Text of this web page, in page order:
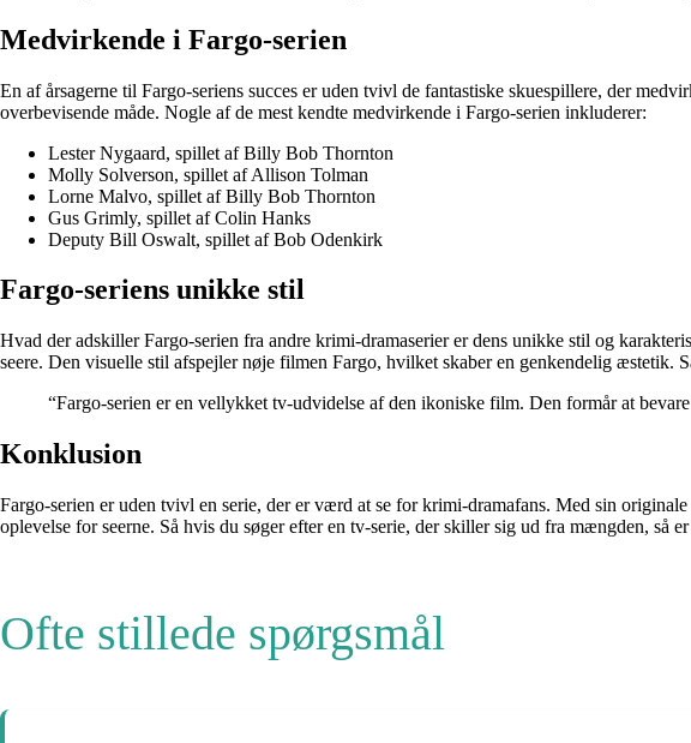
Medvirkende i Fargo-serien
En af årsagerne til Fargo-seriens succes er uden tvivl de fantastiske skuespillere, der
overbevisende måde. Nogle af de mest kendte medvirkende i Fargo-serien inkluderer:
Lester Nygaard, spillet af Billy Bob Thornton
Molly Solverson, spillet af Allison Tolman
Lorne Malvo, spillet af Billy Bob Thornton
Gus Grimly, spillet af Colin Hanks
Deputy Bill Oswalt, spillet af Bob Odenkirk
Fargo-seriens unikke stil
Hvad der adskiller Fargo-serien fra andre krimi-dramaserier er dens unikke stil og
seere. Den visuelle stil afspejler nøje filmen Fargo, hvilket skaber en genkendelig
“Fargo-serien er en vellykket tv-udvidelse af den ikoniske film. Den formår at
Konklusion
Fargo-serien er uden tvivl en serie, der er værd at se for krimi-dramafans. Med sin
oplevelse for seerne. Så hvis du søger efter en tv-serie, der skiller sig ud fra mængden, så
Ofte stillede spørgsmål